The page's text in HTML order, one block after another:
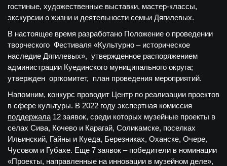
гостиные, художественные выставки, мастер-классы,
экскурсии о жизни и деятельности семьи Дягилевых.
В настоящее время разработано Положение о проведении
творческого Фестиваля «Культурно – историческое
наследие Дягилевых», утвержденное распоряжением
администрации Куединского муниципального округа;
утвержден оргкомитет, план проведения мероприятий.
Напомним, конкурс проводит Центр по реализации проектов
в сфере культуры. В 2022 году экспертная комиссия
поддержала 12 заявок, среди которых музейные проекты в
селах Сива, Кочево и Карагай, Соликамске, поселках
Ильинский, Гайны и Куеда, Березниках, Оханске, Очере,
Чусовом и Губахе. Еще 7 заявок – победители в номинации
«Проекты, направленные на инновации в музейном деле»,